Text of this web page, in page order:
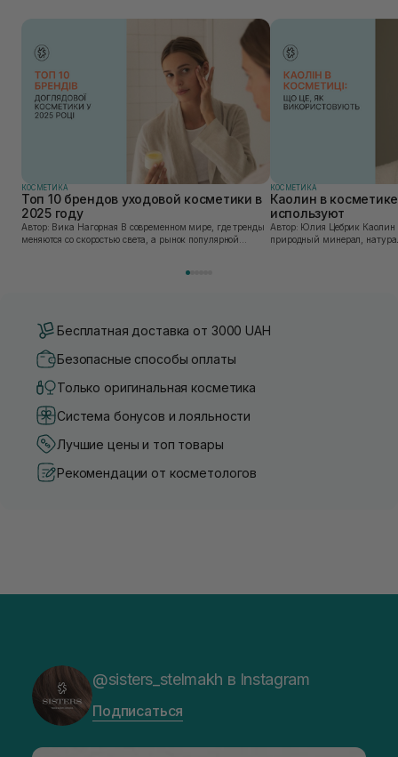
КОСМЕТИКА
Топ 10 брендов уходовой косметики в
2025 году
Автор: Вика Нагорная В современном мире, где тренды
меняются со скоростью света, а рынок популярной
КОСМЕТИКА
Каолин в
используют
Автор: Юлия Цебрик Каолин в косметологии – это
природный минерал,
Бесплатная доставка от 3000 UAH
Безопасные способы оплаты
Только оригинальная косметика
Система бонусов и лояльности
Лучшие цены и топ товары
Рекомендации от косметологов
@sisters_stelmakh в Instagram
Подписаться